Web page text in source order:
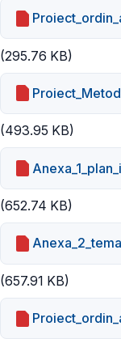
(295.76 KB)
(493.95 KB)
(652.74 KB)
(657.91 KB)